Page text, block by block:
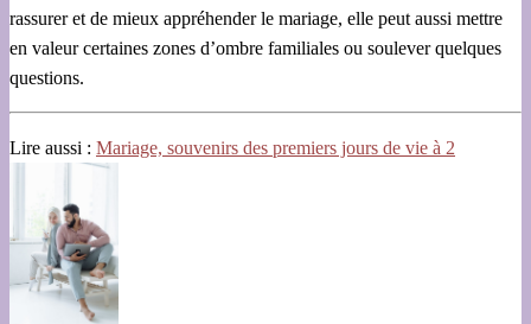
rassurer et de mieux appréhender le mariage, elle peut aussi mettre
en valeur certaines zones d’ombre familiales ou soulever quelques
questions.
Lire aussi : Mariage, souvenirs des premiers jours de vie à 2